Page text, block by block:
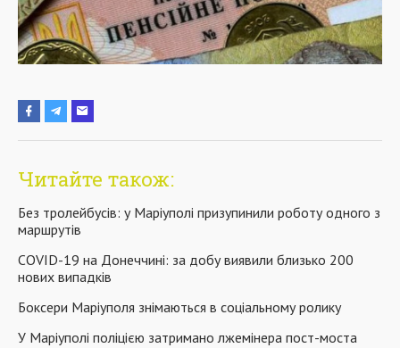
Читайте також:
Без тролейбусів: у Маріуполі призупинили роботу одного з
маршрутів
COVID-19 на Донеччині: за добу виявили близько 200
нових випадків
Боксери Маріуполя знімаються в соціальному ролику
У Маріуполі поліцією затримано лжемінера пост-моста